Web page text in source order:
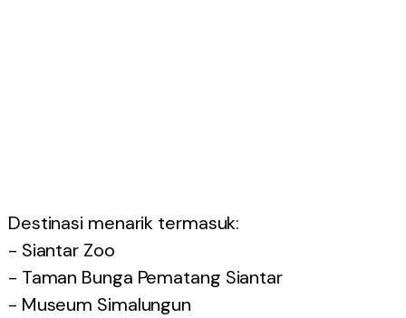
Destinasi menarik termasuk:
- Siantar Zoo
- Taman Bunga Pematang Siantar
- Museum Simalungun